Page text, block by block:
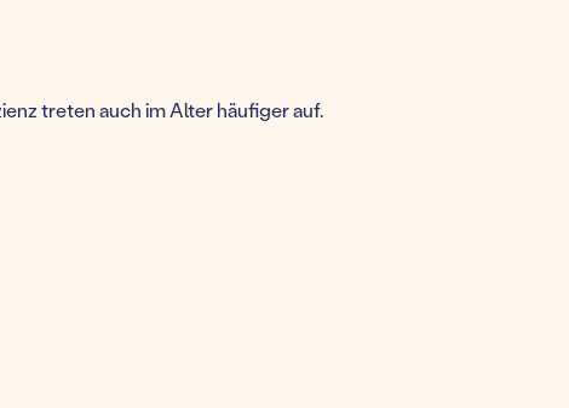
treten auch im Alter häufiger auf.